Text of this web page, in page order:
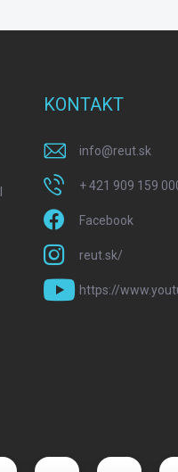
KONTAKT
info@reut.sk
+ 421 909 159
Facebook
reut.sk/
https://